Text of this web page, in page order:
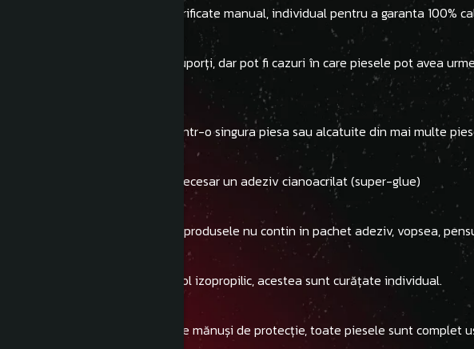
După printare acestea sunt verificate manual, individual pentru a garanta 100%
- Miniatura vine curățată de suporți, dar pot fi cazuri în care piesele pot avea
- Produsele printate pot veni intr-o singura piesa sau alcatuite din mai multe
- Pentru lipirea pieselor este necesar un adeziv cianoacrilat (super-glue)
-Trebuie sa aveti in vedere ca produsele nu contin in pachet adeziv, vopsea,
- NU necesită curățare cu alcool izopropilic, acestea sunt curățate individual.
- NU este necesară purtarea de mănuși de protecție, toate piesele sunt complet